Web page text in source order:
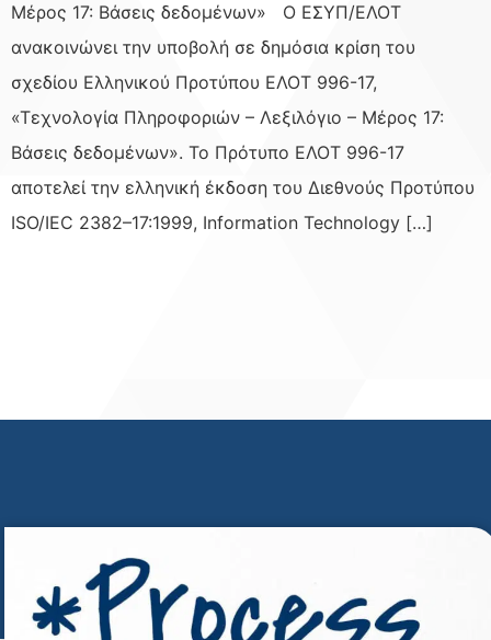
Μέρος 17: Βάσεις δεδομένων» Ο ΕΣΥΠ/ΕΛΟΤ
ανακοινώνει την υποβολή σε δημόσια κρίση του
σχεδίου Ελληνικού Προτύπου ΕΛΟΤ 996-17,
«Τεχνολογία Πληροφοριών – Λεξιλόγιο – Μέρος 17:
Βάσεις δεδομένων». Το Πρότυπο ΕΛΟΤ 996-17
αποτελεί την ελληνική έκδοση του Διεθνούς Προτύπου
ISO/ΙΕC 2382–17:1999, Information Technology […]